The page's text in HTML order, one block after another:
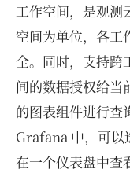
工作空间，是观测
空间为单位，各工
全。同时，支持跨
间的数据授权给当
的图表组件进行查
Grafana 中，可以
在一个仪表盘中查